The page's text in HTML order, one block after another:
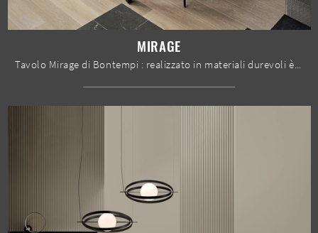
MIRAGE
Tavolo Mirage di Bontempi : realizzato in materiali durevoli è contraddistinto dalle linee decise del top e da un basamento ricercato ed elegante.